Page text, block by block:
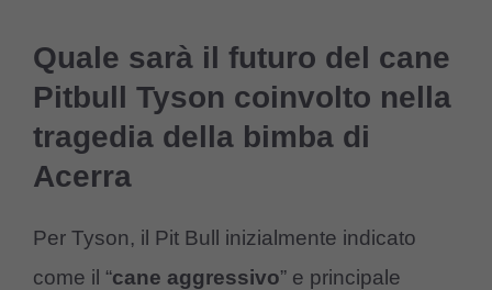
Quale sarà il futuro del cane
Pitbull Tyson coinvolto nella
tragedia della bimba di
Acerra
Per Tyson, il Pit Bull inizialmente indicato
come il “cane aggressivo” e principale